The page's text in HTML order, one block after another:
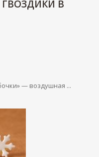
ГВОЗДИКИ В
— воздушная ...